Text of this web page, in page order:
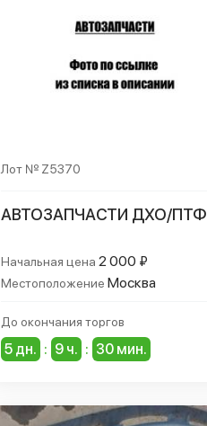
Лот № Z5370
АВТОЗАПЧАСТИ ДХО/ПТФ
Начальная цена2 000 ₽
Местоположение Москва
До окончания торгов
5 дн. : 9 ч. : 30 мин.